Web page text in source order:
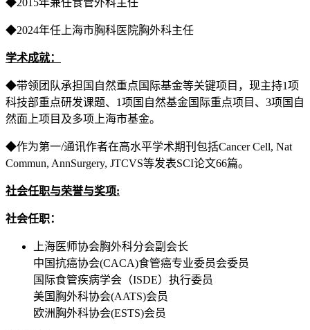
◆2015年兼任食管外科主任
◆2024年任上海市胸科医院胸外科主任
学术成就：
◆带领团队承担国自然重点国际基金等关键项目，现主持1项
科技部重点研发课题、1项国自然基金国际重点项目、3项国自
然面上项目及多项上海市基金。
◆作为第一/通讯作者在高水平学术期刊包括Cancer Cell, Nat
Commun, AnnSurgery, JTCVS等发表SCI论文66篇。
社会任职与荣誉与奖项:
社会任职：
上海医师协会胸外科分会副会长
中国抗癌协会(CACA)食管癌专业委员会委员
国际食管疾病学会（ISDE）执行委员
美国胸外科协会(AATS)会员
欧洲胸外科协会(ESTS)会员